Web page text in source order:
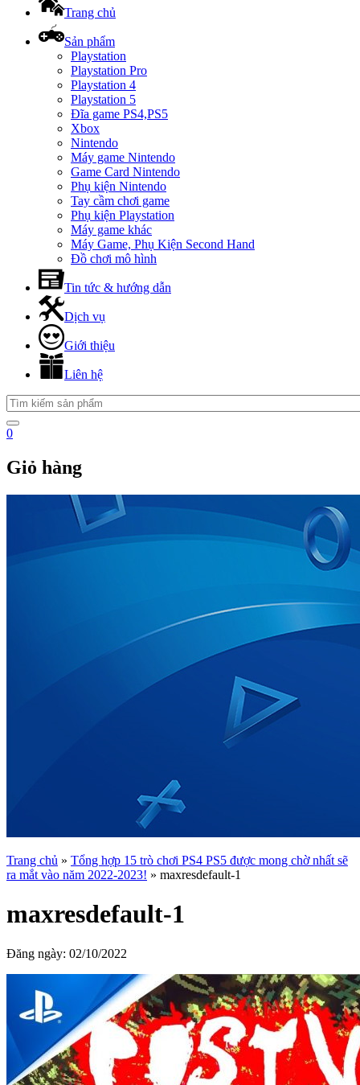
Trang chủ
Sản phẩm
Playstation
Playstation Pro
Playstation 4
Playstation 5
Đĩa game PS4,PS5
Xbox
Nintendo
Máy game Nintendo
Game Card Nintendo
Phụ kiện Nintendo
Tay cầm chơi game
Phụ kiện Playstation
Máy game khác
Máy Game, Phụ Kiện Second Hand
Đồ chơi mô hình
Tin tức & hướng dẫn
Dịch vụ
Giới thiệu
Liên hệ
0
Giỏ hàng
Trang chủ » Tổng hợp 15 trò chơi PS4 PS5 được mong chờ nhất sẽ
ra mắt vào năm 2022-2023! » maxresdefault-1
maxresdefault-1
Đăng ngày: 02/10/2022